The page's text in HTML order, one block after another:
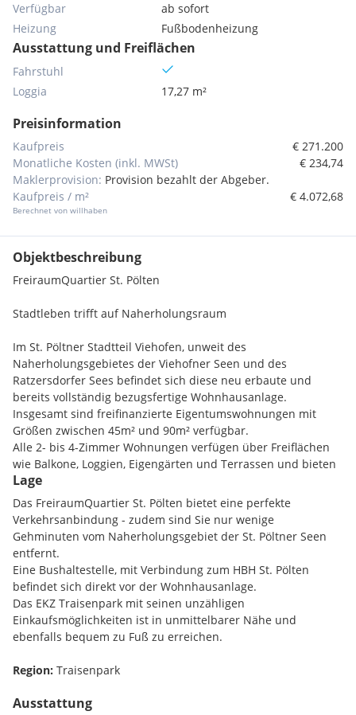
Verfügbar
ab sofort
Heizung
Fußbodenheizung
Ausstattung und Freiflächen
Fahrstuhl
Loggia
17,27 m²
Preisinformation
Kaufpreis
€ 271.200
Monatliche Kosten (inkl. MWSt)
€ 234,74
Maklerprovision: Provision bezahlt der Abgeber.
Kaufpreis / m²
Berechnet von willhaben
€ 4.072,68
Objektbeschreibung
FreiraumQuartier St. Pölten
Stadtleben trifft auf Naherholungsraum
Im St. Pöltner Stadtteil Viehofen, unweit des
Naherholungsgebietes der Viehofner Seen und des
Ratzersdorfer Sees befindet sich diese neu erbaute und
bereits vollständig bezugsfertige Wohnhausanlage.
Insgesamt sind freifinanzierte Eigentumswohnungen mit
Größen zwischen 45m² und 90m² verfügbar.
Alle 2- bis 4-Zimmer Wohnungen verfügen über Freiflächen
wie Balkone, Loggien, Eigengärten und Terrassen und bieten
Wohnen für jegliche Bedürfnisse.
Jede Wohnung hat einen Tiefgaragenplatz zugeordnet, ein
Platz kostet EUR 18.500,--
Als zusätzliche Extras stehen Ihnen
- Paketstation
- Gemeinschaftsraum mit Küche
- Fahrradabstellräume
- Waschküche
- Energieversorgung durch CO2-freie Wärme- und
Kälteversorgung mit Erdwärmesonden dank
Photovoltaikanlage am Dach
zur Verfügung.
SÄMTLICHE WOHNUNGEN SIND AUCH ÄUSSERST ATTRAKTIV
Lage
Das FreiraumQuartier St. Pölten bietet eine perfekte
Verkehrsanbindung - zudem sind Sie nur wenige
Gehminuten vom Naherholungsgebiet der St. Pöltner Seen
entfernt.
Eine Bushaltestelle, mit Verbindung zum HBH St. Pölten
befindet sich direkt vor der Wohnhausanlage.
Das EKZ Traisenpark mit seinen unzähligen
Einkaufsmöglichkeiten ist in unmittelbarer Nähe und
ebenfalls bequem zu Fuß zu erreichen.
Region: Traisenpark
Ausstattung